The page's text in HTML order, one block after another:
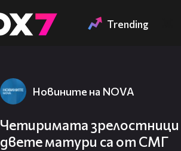
Trending
Новините на NOVA
Четиримата зрелостници
двете матури са от СМГ